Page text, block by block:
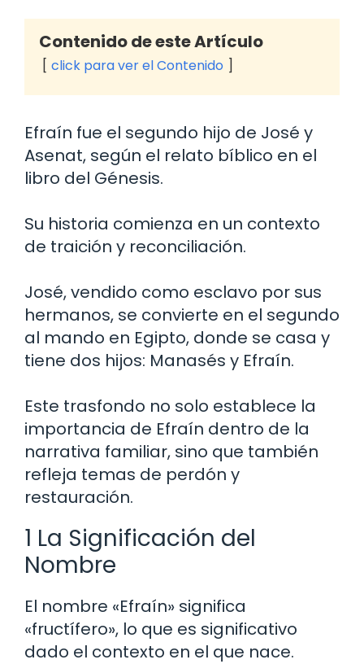
Contenido de este Artículo
click para ver el Contenido
Efraín fue el segundo hijo de José y
Asenat, según el relato bíblico en el
libro del Génesis.
Su historia comienza en un contexto
de traición y reconciliación.
José, vendido como esclavo por sus
hermanos, se convierte en el segundo
al mando en Egipto, donde se casa y
tiene dos hijos: Manasés y Efraín.
Este trasfondo no solo establece la
importancia de Efraín dentro de la
narrativa familiar, sino que también
refleja temas de perdón y
restauración.
1 La Significación del
Nombre
El nombre «Efraín» significa
«fructífero», lo que es significativo
dado el contexto en el que nace.